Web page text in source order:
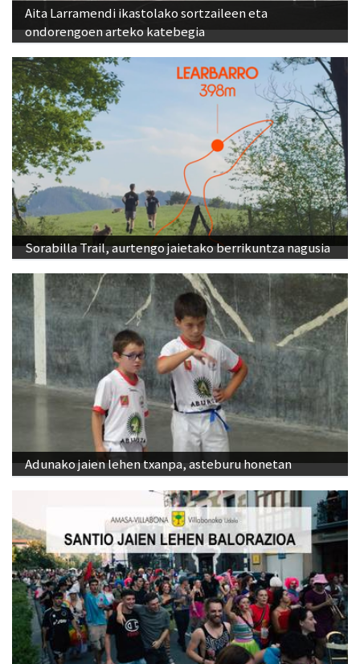
Aita Larramendi ikastolako sortzaileen eta
ondorengoen arteko katebegia
Sorabilla Trail, aurtengo jaietako berrikuntza nagusia
Adunako jaien lehen txanpa, asteburu honetan